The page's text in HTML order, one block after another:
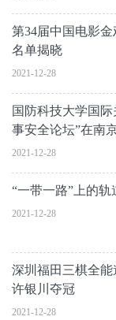
第34届中国电影
名单揭晓
2021-12-28
国防科技大学国
事安全论坛”在南
2021-12-28
“一带一路”上的轨
2021-12-28
深圳福田三棋全
许银川夺冠
2021-12-28